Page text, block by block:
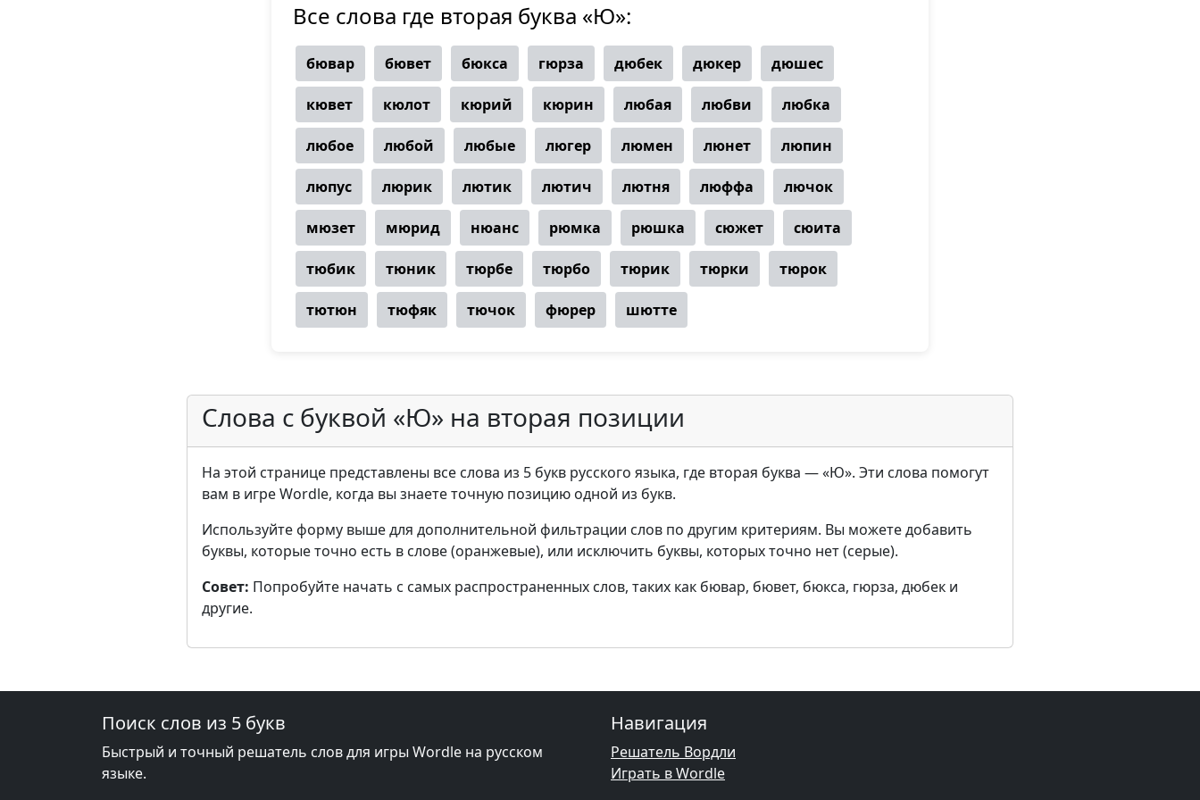
Все слова где вторая буква «Ю»:
бювар бювет бюкса гюрза дюбек дюкер дюшес
кювет кюлот кюрий кюрин любая любви любка
любое любой любые люгер люмен люнет люпин
люпус люрик лютик лютич лютня люффа лючок
мюзет мюрид нюанс рюмка рюшка сюжет сюита
тюбик тюник тюрбе тюрбо тюрик тюрки тюрок
тютюн тюфяк тючок фюрер шютте
Слова с буквой «Ю» на вторая позиции
На этой странице представлены все слова из 5 букв русского языка, где вторая буква — «Ю». Эти слова помогут
вам в игре Wordle, когда вы знаете точную позицию одной из букв.
Используйте форму выше для дополнительной фильтрации слов по другим критериям. Вы можете добавить
буквы, которые точно есть в слове (оранжевые), или исключить буквы, которых точно нет (серые).
Совет: Попробуйте начать с самых распространенных слов, таких как бювар, бювет, бюкса, гюрза, дюбек и
другие.
Поиск слов из 5 букв
Быстрый и точный решатель слов для игры Wordle на русском
языке.
Навигация
Решатель Вордли
Играть в Wordle